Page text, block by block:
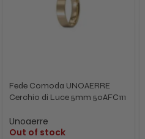
Fede Comoda UNOAERRE
Cerchio di Luce 5mm 50AFC111
Unoaerre
Out of stock